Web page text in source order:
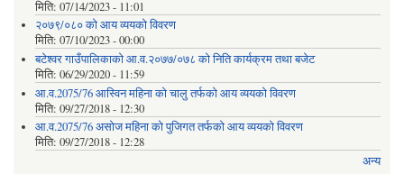
मिति: 07/14/2023 - 11:01
२०७९/०८० को आय व्ययको विवरण
मिति: 07/10/2023 - 00:00
बटेश्वर गाउँपालिकाको आ.व.२०७७/०७८ को निति कार्यक्रम तथा बजेट
मिति: 06/29/2020 - 11:59
आ.व.2075/76 आस्विन महिना को चालु तर्फको आय व्ययको विवरण
मिति: 09/27/2018 - 12:30
आ.व.2075/76 असोज महिना को पुजिगत तर्फको आय व्ययको विवरण
मिति: 09/27/2018 - 12:28
अन्य